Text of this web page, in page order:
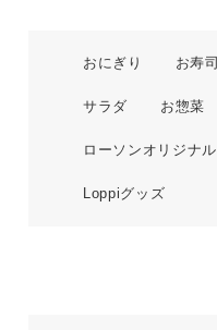
おにぎり お寿司
サラダ お惣菜
ローソンオリジナル
Loppiグッズ